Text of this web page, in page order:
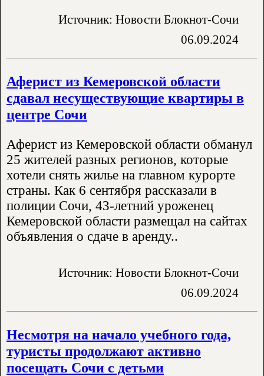
Источник: Новости Блокнот-Сочи
06.09.2024
Аферист из Кемеровской области
сдавал несуществующие квартиры в
центре Сочи
Аферист из Кемеровской области обманул
25 жителей разных регионов, которые
хотели снять жилье на главном курорте
страны. Как 6 сентября рассказали в
полиции Сочи, 43-летний уроженец
Кемеровской области размещал на сайтах
объявления о сдаче в аренду..
Источник: Новости Блокнот-Сочи
06.09.2024
Несмотря на начало учебного года,
туристы продолжают активно
посещать Сочи с детьми